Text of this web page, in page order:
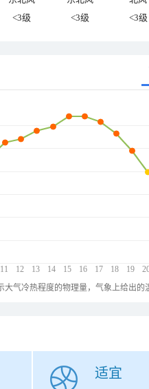
<3级 <3级 <3级
11 12 13 14 15 16 17 18 19
大气冷热程度的物理量，气象上给出
适宜